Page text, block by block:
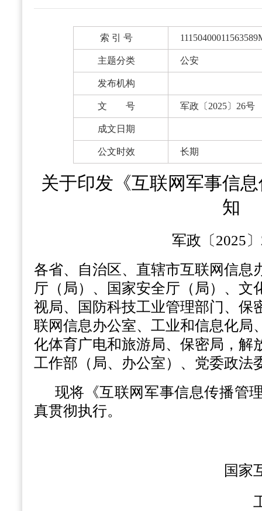
索 引 号
主题分类 公安
发布机构
文 号 军政〔2025〕26号
成文日期
公文时效 长期
关于印发《互联网军事信
知
军政〔2025
各省、自治区、直辖市互联网信息
厅（局）、国家安全厅（局）、文
视局、国防科技工业管理部门、保
联网信息办公室、工业和信息化局
化体育广电和旅游局、保密局，解
工作部（局、办公室）、党委政法
现将《互联网军事信息传播管
真贯彻执行。
国家